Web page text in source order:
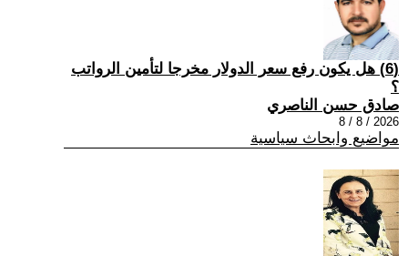
(6) هل يكون رفع سعر الدولار مخرجا لتأمين الرواتب
؟
صادق حسن الناصري
2026 / 8 / 8
مواضيع وابحاث سياسية